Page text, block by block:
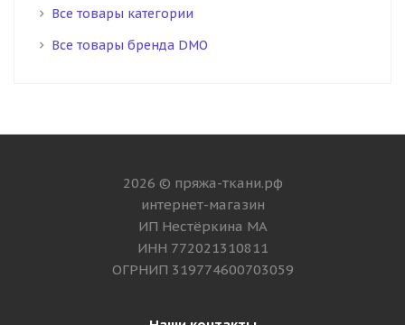
Все товары категории
Все товары бренда DMO
2026 © пряжа-ткани.рф
интернет-магазин
ИП Нестёркина МА
ИНН 772021310811
ОГРНИП 319774600703059